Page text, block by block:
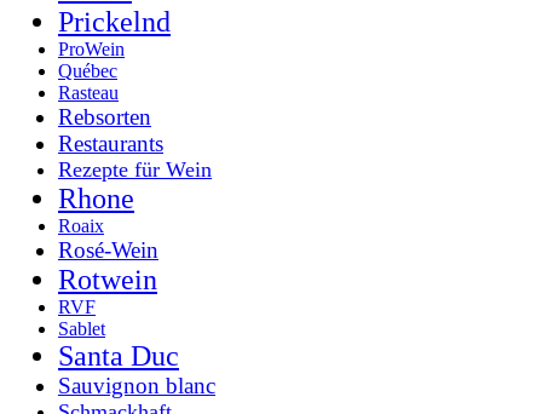
Prickelnd
ProWein
Québec
Rasteau
Rebsorten
Restaurants
Rezepte für Wein
Rhone
Roaix
Rosé-Wein
Rotwein
RVF
Sablet
Santa Duc
Sauvignon blanc